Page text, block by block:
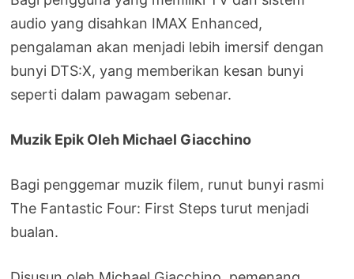
audio yang disahkan IMAX Enhanced,
pengalaman akan menjadi lebih imersif dengan
bunyi DTS:X, yang memberikan kesan bunyi
seperti dalam pawagam sebenar.
Muzik Epik Oleh Michael Giacchino
Bagi penggemar muzik filem, runut bunyi rasmi
The Fantastic Four: First Steps turut menjadi
bualan.